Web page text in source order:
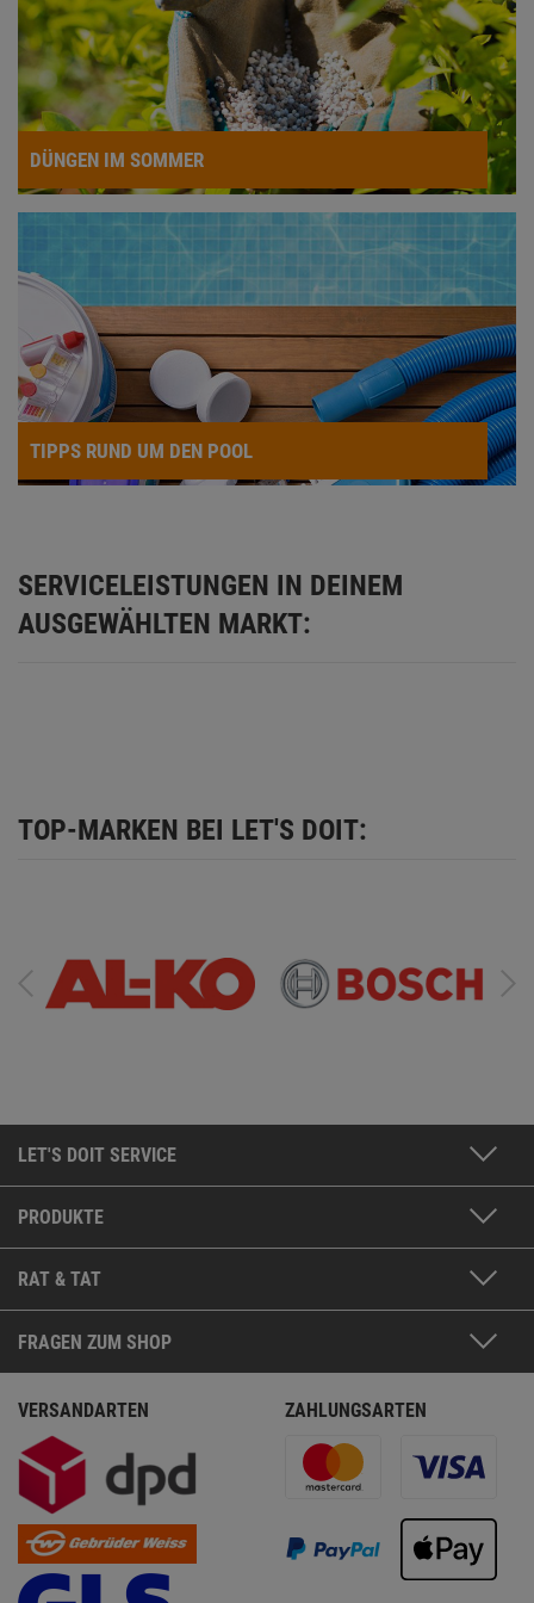
DÜNGEN IM SOMMER
TIPPS RUND UM DEN POOL
SERVICELEISTUNGEN IN DEINEM
AUSGEWÄHLTEN MARKT:
TOP-MARKEN BEI LET'S DOIT:
LET'S DOIT SERVICE
PRODUKTE
RAT & TAT
FRAGEN ZUM SHOP
VERSANDARTEN ZAHLUNGSARTEN